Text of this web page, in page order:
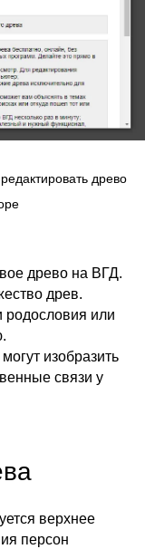
древо
древо на ВГД.
древ.
родословия или
изобразить
связи у
верхнее
персон